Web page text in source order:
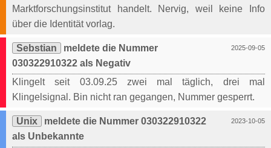
Marktforschungsinstitut handelt. Nervig, weil keine Info
über die Identität vorlag.
2025-09-05
Sebstian
meldete die Nummer
030322910322 als Negativ
Klingelt seit 03.09.25 zwei mal täglich, drei mal
Klingelsignal. Bin nicht ran gegangen, Nummer gesperrt.
2023-10-05
Unix
meldete die Nummer 030322910322
als Unbekannte